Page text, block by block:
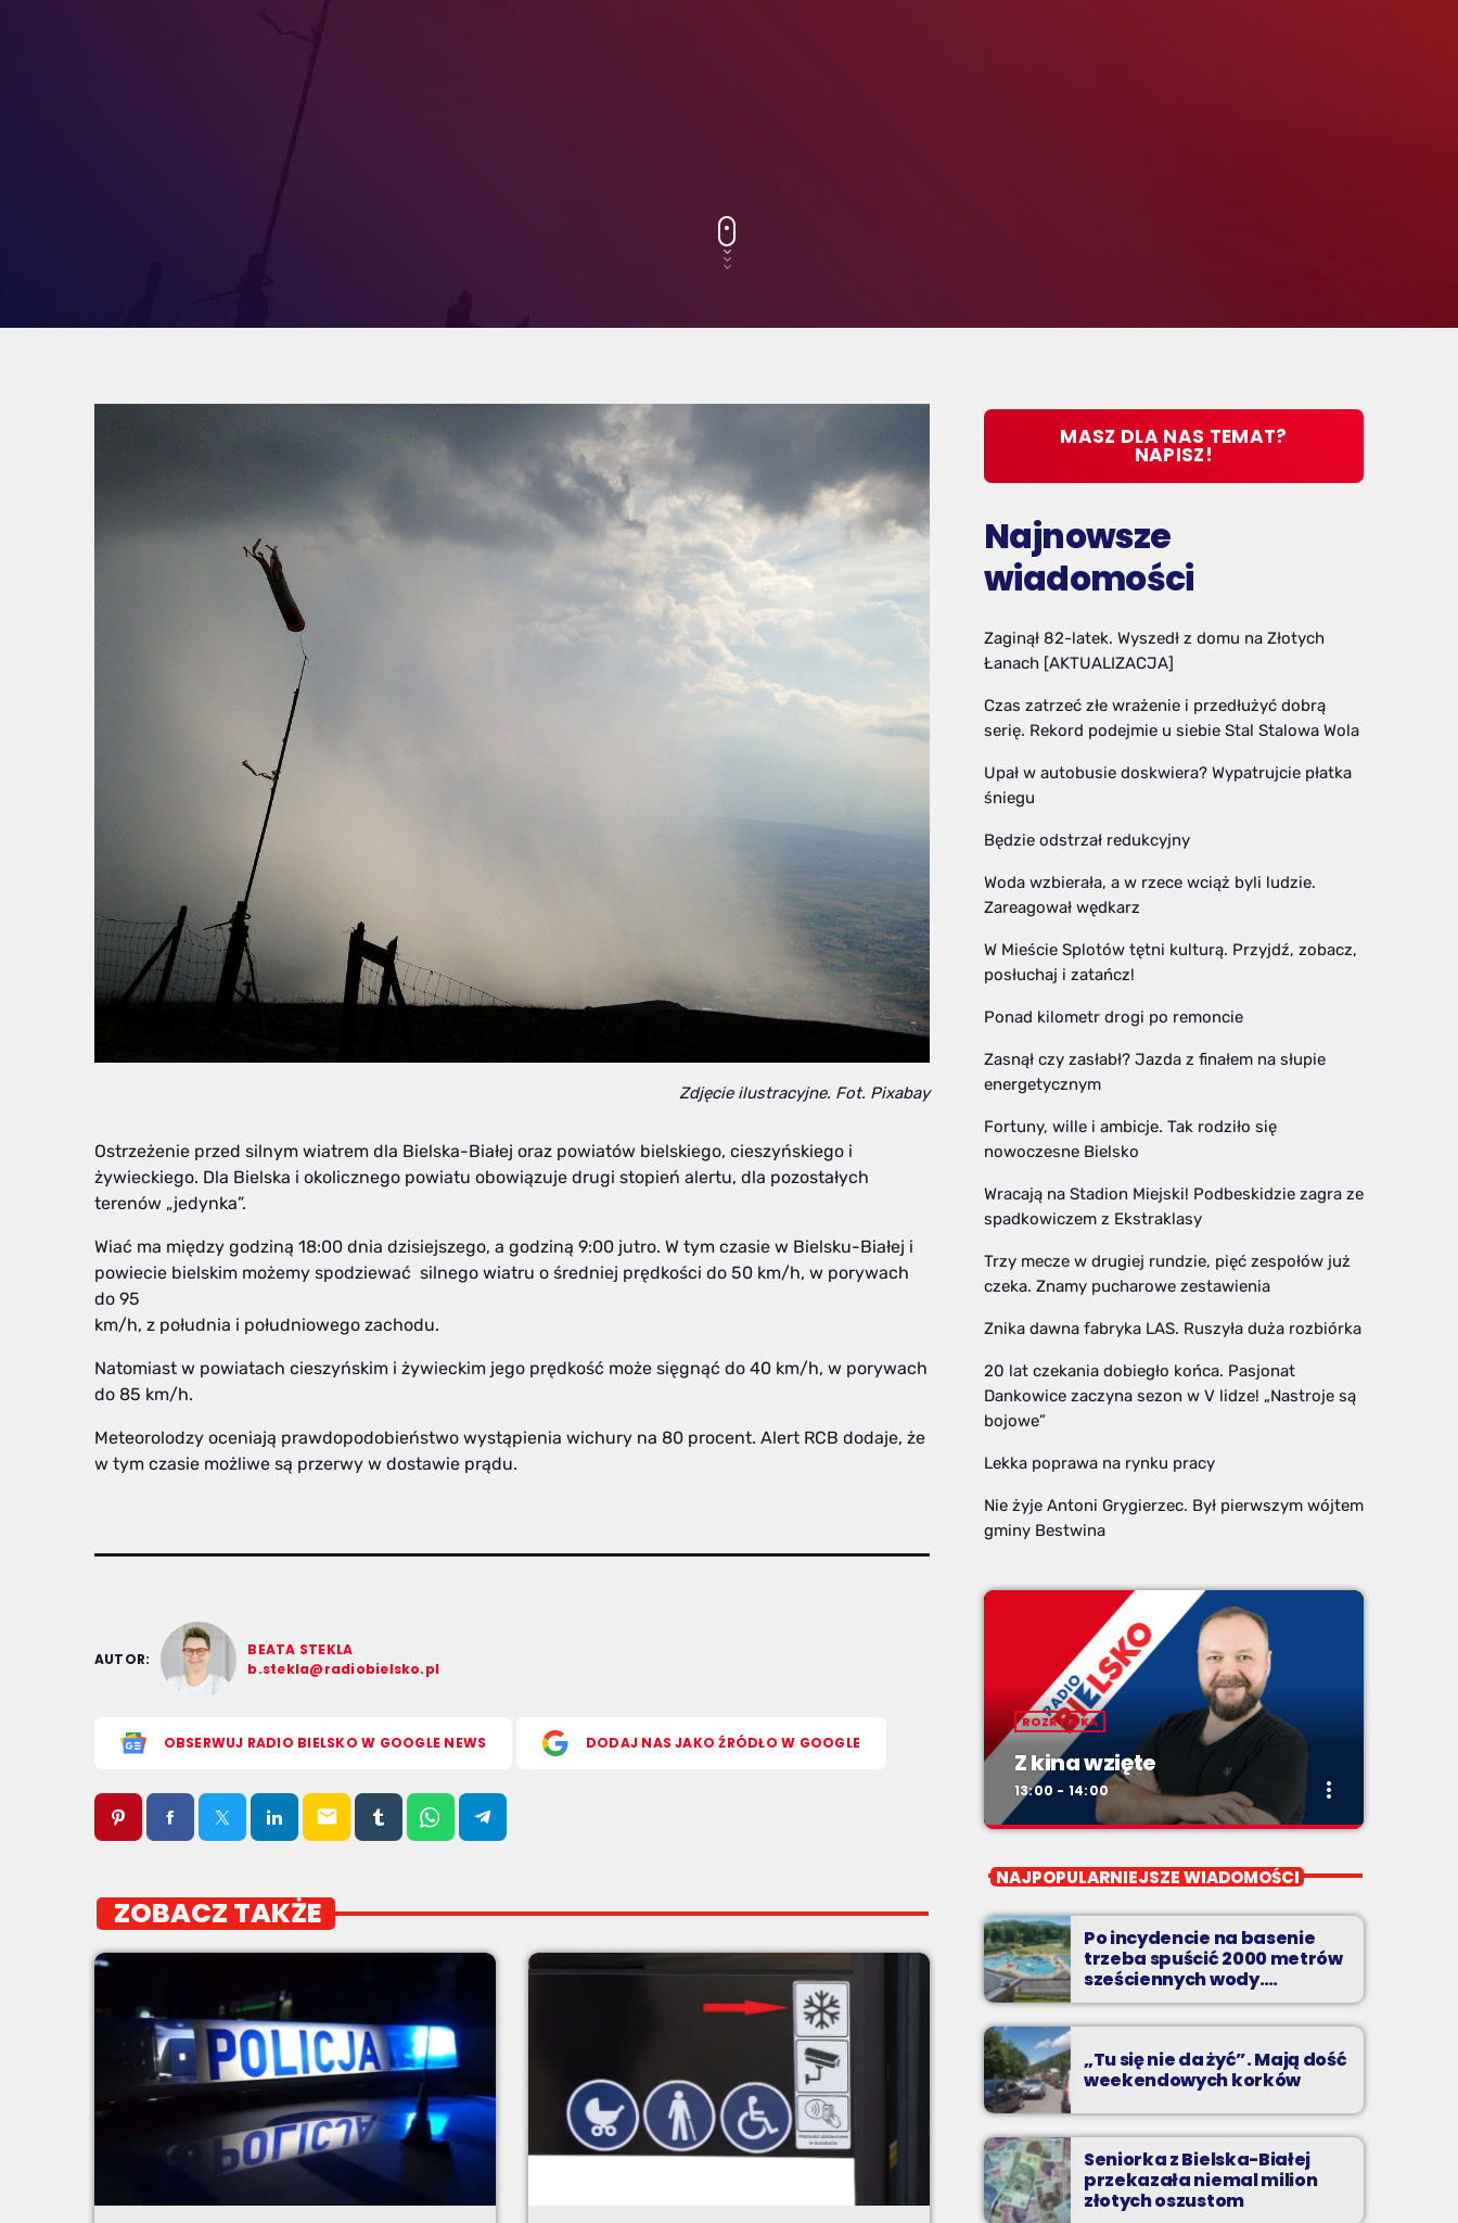
Zdjęcie ilustracyjne. Fot. Pixabay
Ostrzeżenie przed silnym wiatrem dla Bielska-Białej oraz powiatów bielskiego, cieszyńskiego i
żywieckiego. Dla Bielska i okolicznego powiatu obowiązuje drugi stopień alertu, dla pozostałych
terenów „jedynka”.
Wiać ma między godziną 18:00 dnia dzisiejszego, a godziną 9:00 jutro. W tym czasie w Bielsku-Białej i
powiecie bielskim możemy spodziewać silnego wiatru o średniej prędkości do 50 km/h, w porywach
do 95
km/h, z południa i południowego zachodu.
Natomiast w powiatach cieszyńskim i żywieckim jego prędkość może sięgnąć do 40 km/h, w porywach
do 85 km/h.
Meteorolodzy oceniają prawdopodobieństwo wystąpienia wichury na 80 procent. Alert RCB dodaje, że
w tym czasie możliwe są przerwy w dostawie prądu.
AUTOR:
BEATA STEKLA
b.stekla@radiobielsko.pl
OBSERWUJ RADIO BIELSKO W GOOGLE NEWS DODAJ NAS JAKO ŹRÓDŁO W GOOGLE
email
ZOBACZ TAKŻE
MASZ DLA NAS TEMAT?
NAPISZ!
Najnowsze
wiadomości
Zaginął 82-latek. Wyszedł z domu na Złotych
Łanach [AKTUALIZACJA]
Czas zatrzeć złe wrażenie i przedłużyć dobrą
serię. Rekord podejmie u siebie Stal Stalowa Wola
Upał w autobusie doskwiera? Wypatrujcie płatka
śniegu
Będzie odstrzał redukcyjny
Woda wzbierała, a w rzece wciąż byli ludzie.
Zareagował wędkarz
W Mieście Splotów tętni kulturą. Przyjdź, zobacz,
posłuchaj i zatańcz!
Ponad kilometr drogi po remoncie
Zasnął czy zasłabł? Jazda z finałem na słupie
energetycznym
Fortuny, wille i ambicje. Tak rodziło się
nowoczesne Bielsko
Wracają na Stadion Miejski! Podbeskidzie zagra ze
spadkowiczem z Ekstraklasy
Trzy mecze w drugiej rundzie, pięć zespołów już
czeka. Znamy pucharowe zestawienia
Znika dawna fabryka LAS. Ruszyła duża rozbiórka
20 lat czekania dobiegło końca. Pasjonat
Dankowice zaczyna sezon w V lidze! „Nastroje są
bojowe”
Lekka poprawa na rynku pracy
Nie żyje Antoni Grygierzec. Był pierwszym wójtem
gminy Bestwina
ROZRYWKA
Z kina wzięte
13:00 - 14:00 more_vert
Z kina wzięte
Z Kina Wzięte to audycja w której film
występuje roli głównej.
NAJPOPULARNIEJSZE WIADOMOŚCI
Po incydencie na basenie
trzeba spuścić 2000 metrów
sześciennych wody.
„Ogromne koszty i ogromna
praca”
„Tu się nie da żyć”. Mają dość
weekendowych korków
Seniorka z Bielska-Białej
przekazała niemal milion
złotych oszustom